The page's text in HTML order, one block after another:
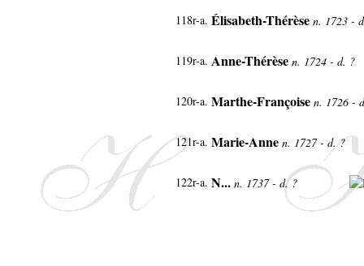
118r-a. Élisabeth-Thérèse n. 1723 -
119r-a. Anne-Thérèse n. 1724 - d. ?
120r-a. Marthe-Françoise n. 1726 -
121r-a. Marie-Anne n. 1727 - d. ?
122r-a. N... n. 1737 - d. ?